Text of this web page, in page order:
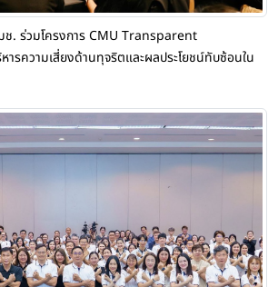
. ร่วมโครงการ CMU Transparent
รความเสี่ยงด้านทุจริตและผลประโยชน์ทับซ้อนใน